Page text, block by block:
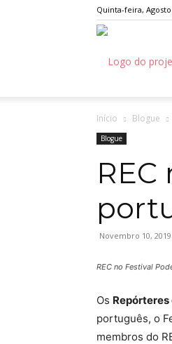
Quinta-feira, Agosto
Início Blogue
Blogue
REC
Novembro 10, 2019
REC no Festival
Os
português, o
membros do